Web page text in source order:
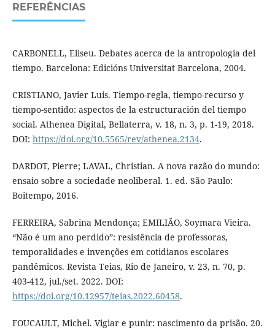
REFERÊNCIAS
CARBONELL, Eliseu. Debates acerca de la antropologia del
tiempo. Barcelona: Edicións Universitat Barcelona, 2004.
CRISTIANO, Javier Luis. Tiempo-regla, tiempo-recurso y
tiempo-sentido: aspectos de la estructuración del tiempo
social. Athenea Digital, Bellaterra, v. 18, n. 3, p. 1-19, 2018.
DOI: https://doi.org/10.5565/rev/athenea.2134.
DARDOT, Pierre; LAVAL, Christian. A nova razão do mundo:
ensaio sobre a sociedade neoliberal. 1. ed. São Paulo:
Boitempo, 2016.
FERREIRA, Sabrina Mendonça; EMILIÃO, Soymara Vieira.
“Não é um ano perdido”: resistência de professoras,
temporalidades e invenções em cotidianos escolares
pandêmicos. Revista Teias, Rio de Janeiro, v. 23, n. 70, p.
403-412, jul./set. 2022. DOI:
https://doi.org/10.12957/teias.2022.60458.
FOUCAULT, Michel. Vigiar e punir: nascimento da prisão. 20.